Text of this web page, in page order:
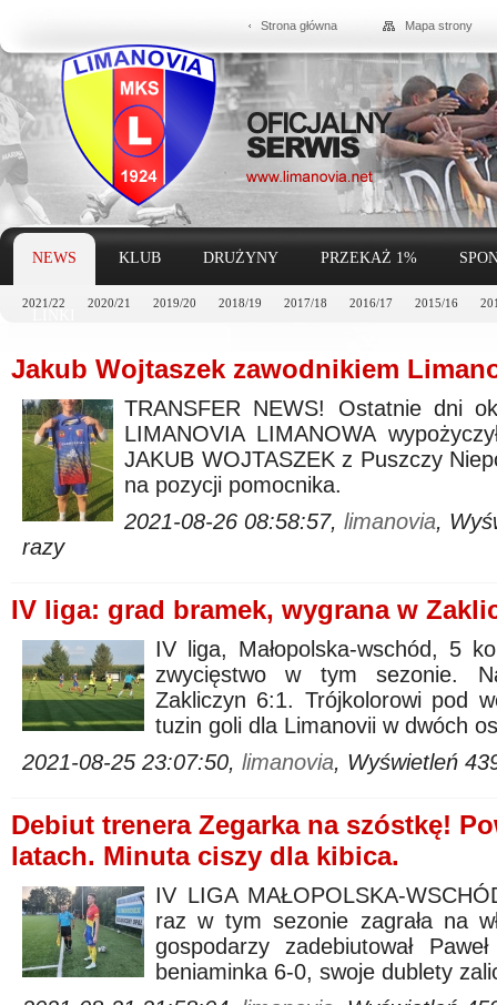
Strona główna Mapa strony
NEWS
2021/22 2020/21 2019/20 2018/19 2017/18 2016/17 2015/16
KLUB DRUŻYNY PRZEKAŻ 1%
Jakub Wojtaszek zawodnikiem
TRANSFER NEWS! Ostatnie dni
LIMANOVIA LIMANOWA
JAKUB WOJTASZEK z Puszczy
na pozycji pomocnika.
2021-08-26 08:58:57, limanovia,
razy
IV liga: grad bramek, wygrana w
IV liga, Małopolska-wschód, 5
zwycięstwo w tym sezonie.
Zakliczyn 6:1. Trójkolorowi pod
tuzin goli dla Limanovii w dwóch
2021-08-25 23:07:50, limanovia, Wyświetleń
Debiut trenera Zegarka na szóstkę!
latach. Minuta ciszy dla kibica.
IV LIGA MAŁOPOLSKA-
raz w tym sezonie zagrała na
gospodarzy zadebiutował
beniaminka 6-0, swoje dublety